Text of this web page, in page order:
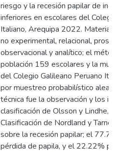
riesgo y la recesión papilar de
inferiores en escolares del
Italiano, Arequipa 2022. Material
no experimental, relacional,
observacional y analítico; el
población 159 escolares y la
del Colegio Galileano Peruano
por muestreo probabilístico
técnica fue la observación y los
clasificación de Olsson y Lindhe,
Clasificación de Nordland y
sobre la recesión papilar; el
pérdida de papila, y el 22.22%